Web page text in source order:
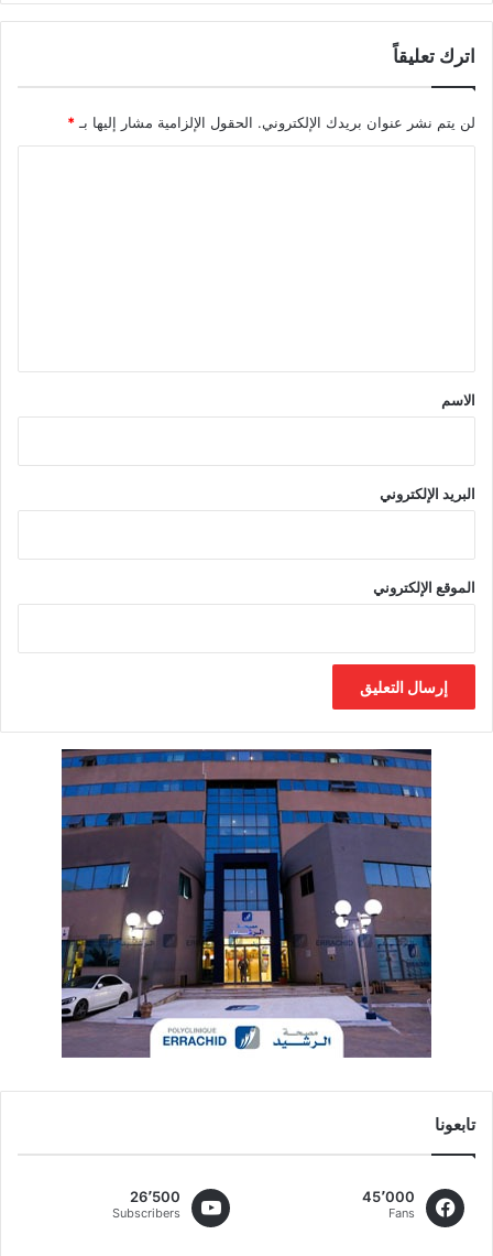
اترك تعليقاً
لن يتم نشر عنوان بريدك الإلكتروني. الحقول الإلزامية مشار إليها بـ*
*
الاسم
البريد الإلكتروني
الموقع الإلكتروني
تابعونا
45٬000
Fans
26٬500
Subscribers